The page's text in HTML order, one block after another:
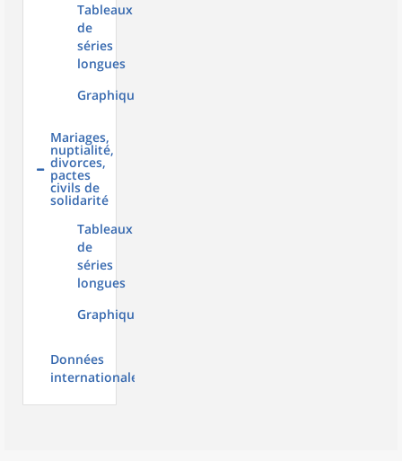
Tableaux
de
séries
longues
Graphiques
Mariages,
nuptialité,
divorces,
pactes
civils de
solidarité
Tableaux
de
séries
longues
Graphiques
Données
internationales